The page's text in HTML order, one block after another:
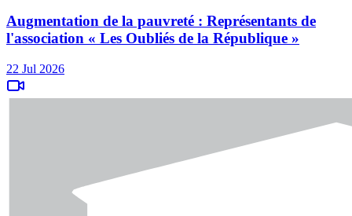
Augmentation de la pauvreté : Représentants de
l'association « Les Oubliés de la République »
22 Jul 2026